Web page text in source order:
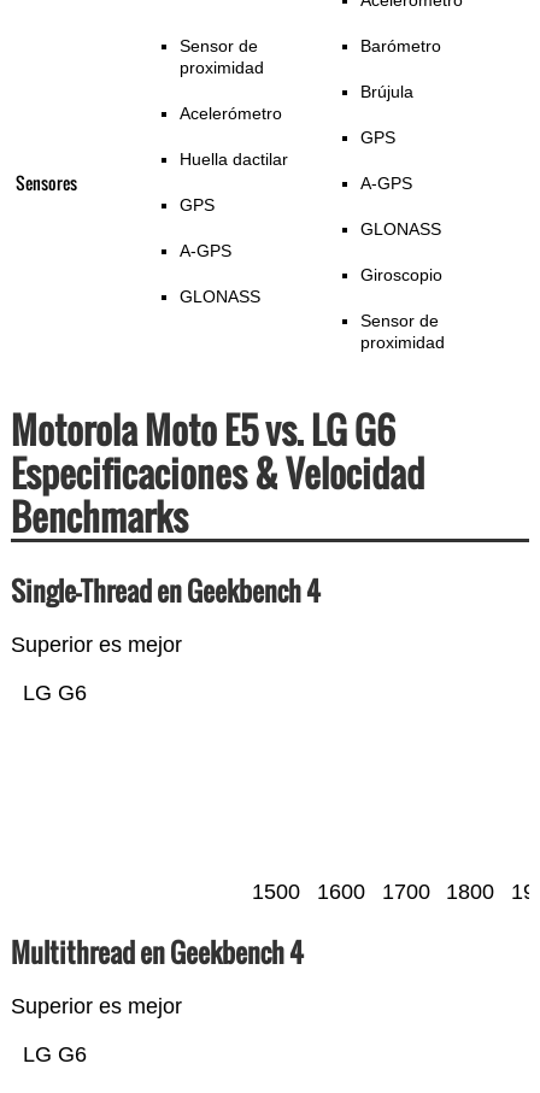
Sensores
Sensor de
proximidad
Acelerómetro
Huella dactilar
GPS
A-GPS
GLONASS
Barómetro
Brújula
GPS
A-GPS
GLONASS
Giroscopio
Sensor de
proximidad
Motorola Moto E5 vs. LG G6
Especificaciones & Velocidad
Benchmarks
Single-Thread en Geekbench 4
Superior es mejor
LG G6
1500 1600 1700 1800
Multithread en Geekbench 4
Superior es mejor
LG G6